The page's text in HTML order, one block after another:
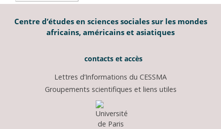
Centre d’études en sciences sociales sur les mondes
africains, américains et asiatiques
contacts et accès
Lettres d’Informations du CESSMA
Groupements scientifiques et liens utiles